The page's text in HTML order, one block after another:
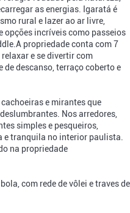
as energias. Igaratá é
rural e lazer ao ar livre,
opções incríveis como passeios
propriedade conta com 7
e se divertir com
descanso, terraço coberto e
e mirantes que
Nos arredores,
simples e pesqueiros,
e tranquila no interior paulista.
na propriedade
com rede de vôlei e traves de